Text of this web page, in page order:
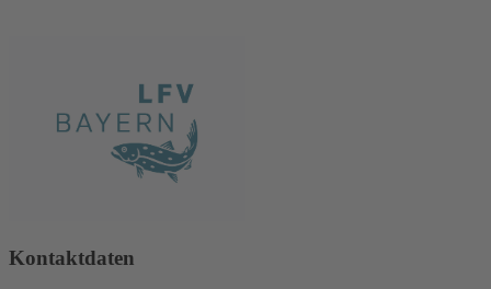
Kontaktdaten